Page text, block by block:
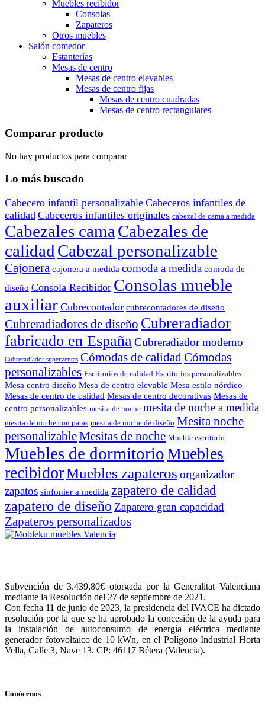
Muebles recibidor
Consolas
Zapateros
Otros muebles
Salón comedor
Estanterías
Mesas de centro
Mesas de centro elevables
Mesas de centro fijas
Mesas de centro cuadradas
Mesas de centro rectangulares
Comparar producto
No hay productos para comparar
Lo más buscado
Cabecero infantil personalizable Cabeceros infantiles de
calidad Cabeceros infantiles originales cabezal de cama a medida
Cabezales cama Cabezales de
calidad Cabezal personalizable
Cajonera cajonera a medida comoda a medida comoda de
diseño Consola Recibidor Consolas mueble
auxiliar Cubrecontador cubrecontadores de diseño
Cubreradiadores de diseño Cubreradiador
fabricado en EspañaCubreradiador moderno
Cubreradiador superventas Cómodas de calidadCómodas
personalizables Escritorios de calidad Escritorios personalizables
Mesa centro diseño Mesa de centro elevable Mesa estilo nórdico
Mesas de centro de calidad Mesas de centro decorativas Mesas de
centro personalizables mesita de noche mesita de noche a medida
mesita de noche con patas mesita de noche de diseño Mesita noche
personalizableMesitas de noche Mueble escritorio
Muebles de dormitorioMuebles
recibidorMuebles zapateros organizador
zapatos sinfonier a medida zapatero de calidad
zapatero de diseño Zapatero gran capacidad
Zapateros personalizados
Subvención de 3.439,80€ otorgada por la Generalitat Valenciana
mediante la Resolución del 27 de septiembre de 2021.
Con fecha 11 de junio de 2023, la presidencia del IVACE ha dictado
resolución por la que se ha aprobado la concesión de la ayuda para
la instalación de autoconsumo de energía eléctrica mediante
generador fotovoltaico de 10 kWn, en el Polígono Industrial Horta
Vella, Calle 3, Nave 13. CP: 46117 Bétera (Valencia).
Conócenos